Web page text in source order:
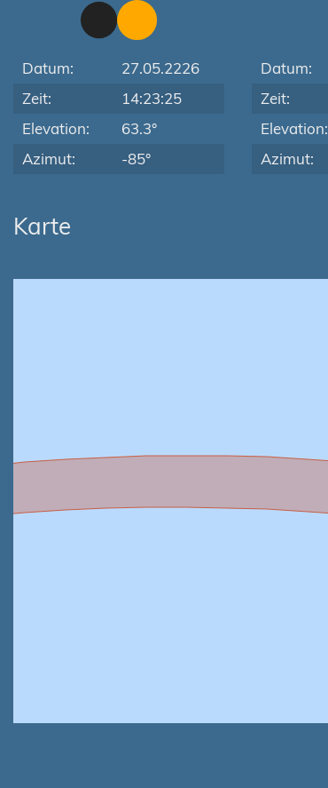
Datum:
27.05.2226
Zeit:
14:23:25
Elevation:
63.3°
Azimut:
-85°
Datum:
Zeit:
Elevation:
Azimut:
Karte